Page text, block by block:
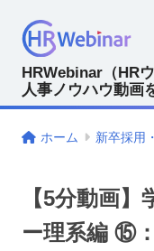
HRWebinar（HR
人事ノウハウ動画
ホーム 新卒採用
【5分動画
ー理系編 ⑮